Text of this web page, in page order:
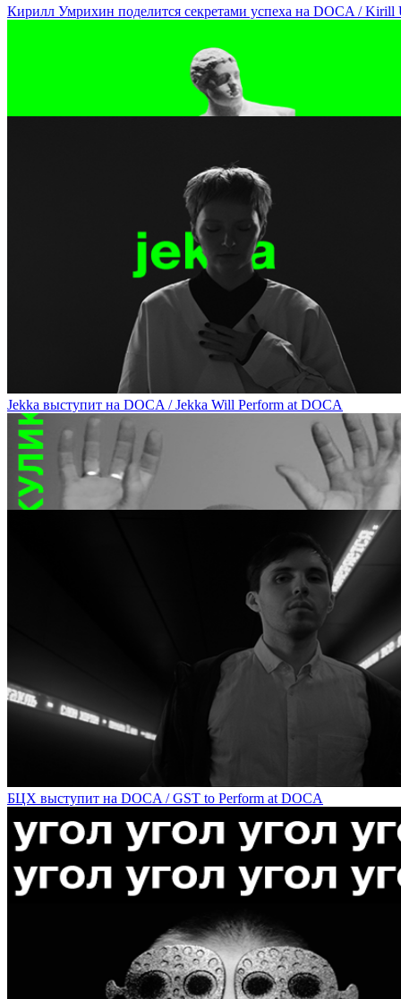
Кирилл Умрихин поделится секретами успеха на DOCA / Kirill
Скульптор Гурген Петросян сравнит современное и
Jekka выступит на DOCA / Jekka Will Perform at DOCA
Олег Кулик расскажет о своей поездке на Burning Man на
БЦХ выступит на DOCA / GST to Perform at DOCA